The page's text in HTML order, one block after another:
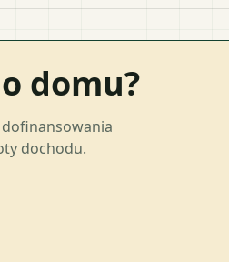
domu?
dochodu.